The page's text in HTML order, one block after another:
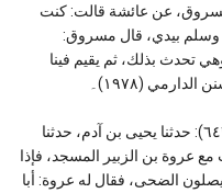
عن عائشة قالت: كنت
وسلم بيدي، قال مسروق:
تحدث بذلك، ثم يقيم فينا
وقال الإمام أحمد بن حنبل في المسند (٦٤٣٠): حدثنا يحيى بن آدم، حدثنا
بن الزبير المسجد، فإذا
الضحى، فقال له عروة: أبا